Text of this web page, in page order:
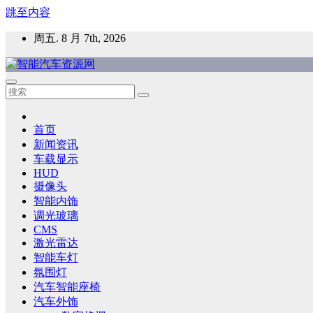
跳至内容
周五. 8 月 7th, 2026
智能汽车资源网
智能表面，智能内饰，新能源汽车，HMI，人车交互，智能车
首页
新闻资讯
车载显示
HUD
摄像头
智能内饰
调光玻璃
CMS
激光雷达
智能车灯
氛围灯
汽车智能座椅
汽车外饰